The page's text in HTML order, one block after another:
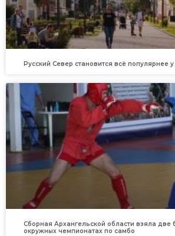
Русский Север становится всё популярнее у
Сборная Архангельской области взяла две
окружных чемпионатах по самбо